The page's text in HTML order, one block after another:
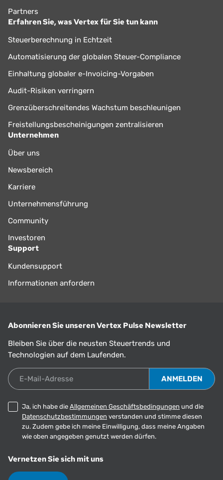
Partners
Erfahren Sie, was Vertex für Sie tun kann
Steuerberechnung in Echtzeit
Automatisierung der globalen Steuer-Compliance
Einhaltung globaler e-Invoicing-Vorgaben
Audit-Risiken verringern
Grenzüberschreitendes Wachstum beschleunigen
Freistellungsbescheinigungen zentralisieren
Unternehmen
Über uns
Newsbereich
Karriere
Unternehmensführung
Community
Investoren
Support
Kundensupport
Informationen anfordern
Abonnieren Sie unseren Vertex Pulse Newsletter
Bleiben Sie über die neusten Steuertrends und
Technologien auf dem Laufenden.
E-Mail-Adresse
Ja, ich habe die Allgemeinen Geschäftsbedingungen und die
Datenschutzbestimmungen verstanden und stimme diesen
zu. Zudem gebe ich meine Einwilligung, dass meine Angaben
wie oben angegeben genutzt werden dürfen.
Vernetzen Sie sich mit uns